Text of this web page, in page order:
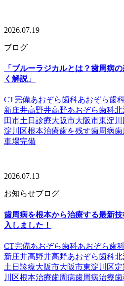
2026.07.19
ブログ
「ブルーラジカルとは？歯周病
く解説」
CT完備あおぞら歯科あおぞら歯
新庄井高野井高野あおぞら歯科北
田市土日診療大阪市大阪市東淀川
淀川区根本治療歯を残す歯周病歯
車場完備
2026.07.13
お知らせブログ
歯周病を根本から治療する最新
入しました！
CT完備あおぞら歯科あおぞら歯
新庄井高野井高野あおぞら歯科北
土日診療大阪市大阪市東淀川区
川区根本治療歯周病歯周病治療歯